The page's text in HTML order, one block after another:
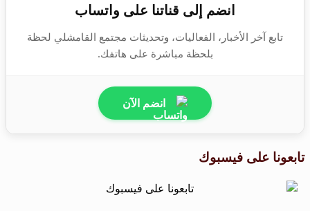
انضم إلى قناتنا على واتساب
تابع آخر الأخبار، الفعاليات، وتحديثات مجتمع القامشلي لحظة
بلحظة مباشرة على هاتفك.
انضم الآن
تابعونا على فيسبوك